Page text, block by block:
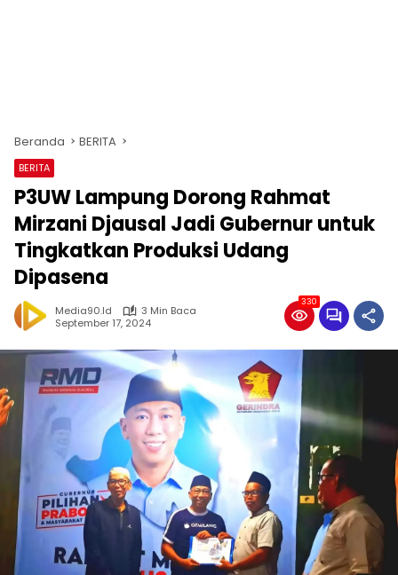
Beranda BERITA
BERITA
P3UW Lampung Dorong Rahmat
Mirzani Djausal Jadi Gubernur untuk
Tingkatkan Produksi Udang
Dipasena
Media90.id
3 Min Baca
September 17, 2024
330